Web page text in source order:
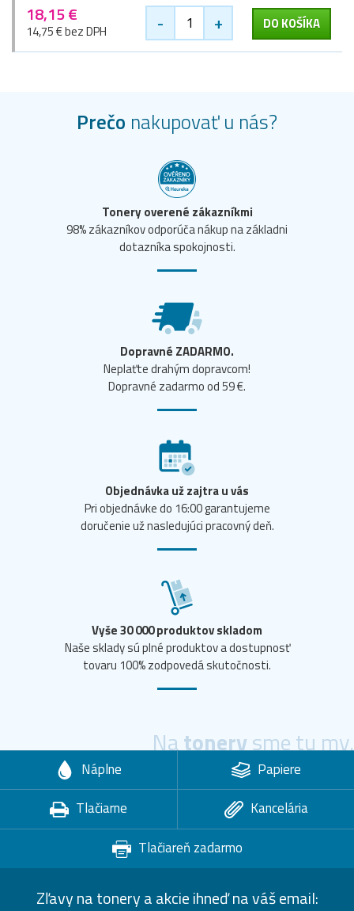
18,15 €
14,75 € bez DPH - + DO KOŠÍKA
Prečo nakupovať u nás?
Tonery overené zákazníkmi
98% zákazníkov odporúča nákup na základni
dotazníka spokojnosti.
Dopravné ZADARMO.
Neplaťte drahým dopravcom!
Dopravné zadarmo od 59 €.
Objednávka už zajtra u vás
Pri objednávke do 16:00 garantujeme
doručenie už nasledujúci pracovný deň.
Vyše 30 000 produktov skladom
Naše sklady sú plné produktov a dostupnosť
tovaru 100% zodpovedá skutočnosti.
Natonerysme tu my.
Náplne
Papiere
Tlačiarne
Kancelária
Tlačiareň zadarmo
Zľavy na tonery a akcie ihneď na váš email: